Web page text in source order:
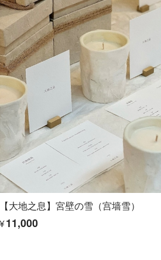
【大地之息】宮壁の雪（宫墙雪）
¥11,000